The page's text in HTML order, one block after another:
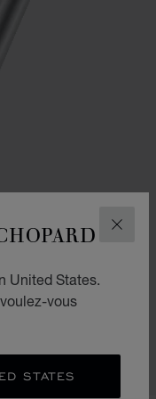
United States.
vous
STATES
DIAPOSITIVE 1
À LAÀ LA